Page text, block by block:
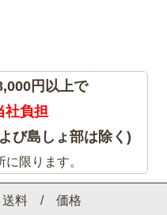
送料 / 価格
円以上で
社負担
び島しょ部は除く)
限ります。